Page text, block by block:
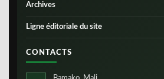
Archives
Ligne éditoriale du site
CONTACTS